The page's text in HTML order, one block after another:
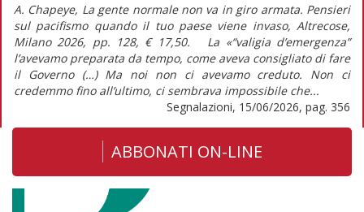
A. Chapeye, La gente normale non va in giro armata. Pensieri
sul pacifismo quando il tuo paese viene invaso, Altrecose,
Milano 2026, pp. 128, € 17,50. La «“valigia d’emergenza”
l’avevamo preparata da tempo, come aveva consigliato di fare
il Governo (…) Ma noi non ci avevamo creduto. Non ci
credemmo fino all’ultimo, ci sembrava impossibile che...
Segnalazioni, 15/06/2026, pag. 356
ABBONATI ON-LINE